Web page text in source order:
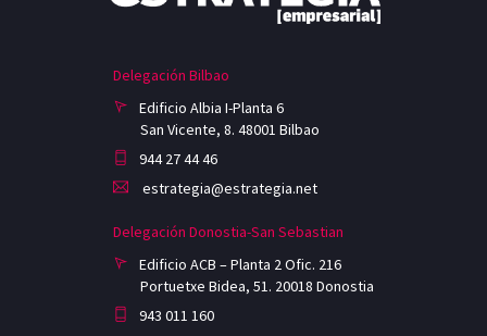
Delegación Bilbao
Edificio Albia I-Planta 6
San Vicente, 8. 48001 Bilbao
944 27 44 46
estrategia@estrategia.net
Delegación Donostia-San Sebastian
Edificio ACB – Planta 2 Ofic. 216
Portuetxe Bidea, 51. 20018 Donostia
943 011 160